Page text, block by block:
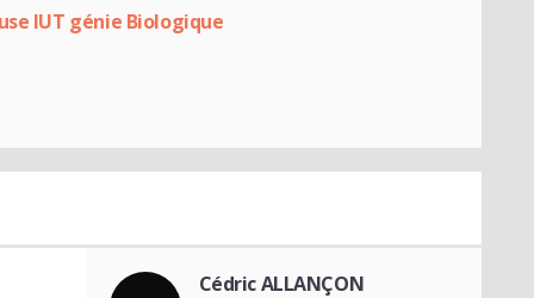
IUT génie Biologique
Cédric ALLANÇON